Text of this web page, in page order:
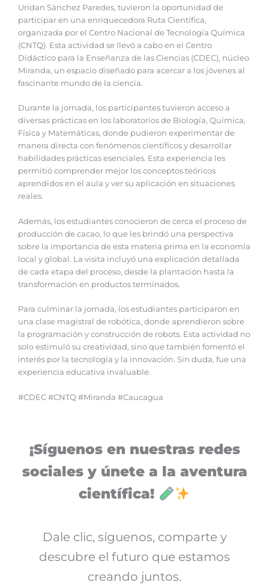
Uridan Sánchez Paredes, tuvieron la oportunidad de
participar en una enriquecedora Ruta Científica,
organizada por el Centro Nacional de Tecnología Química
(CNTQ). Esta actividad se llevó a cabo en el Centro
Didáctico para la Enseñanza de las Ciencias (CDEC), núcleo
Miranda, un espacio diseñado para acercar a los jóvenes al
fascinante mundo de la ciencia.
Durante la jornada, los participantes tuvieron acceso a
diversas prácticas en los laboratorios de Biología, Química,
Física y Matemáticas, donde pudieron experimentar de
manera directa con fenómenos científicos y desarrollar
habilidades prácticas esenciales. Esta experiencia les
permitió comprender mejor los conceptos teóricos
aprendidos en el aula y ver su aplicación en situaciones
reales.
Además, los estudiantes conocieron de cerca el proceso de
producción de cacao, lo que les brindó una perspectiva
sobre la importancia de esta materia prima en la economía
local y global. La visita incluyó una explicación detallada
de cada etapa del proceso, desde la plantación hasta la
transformación en productos terminados.
Para culminar la jornada, los estudiantes participaron en
una clase magistral de robótica, donde aprendieron sobre
la programación y construcción de robots. Esta actividad no
solo estimuló su creatividad, sino que también fomentó el
interés por la tecnología y la innovación. Sin duda, fue una
experiencia educativa invaluable.
#CDEC #CNTQ #Miranda #Caucagua
¡Síguenos en nuestras redes
sociales y únete a la aventura
científica!
Dale clic, síguenos, comparte y
descubre el futuro que estamos
creando juntos.